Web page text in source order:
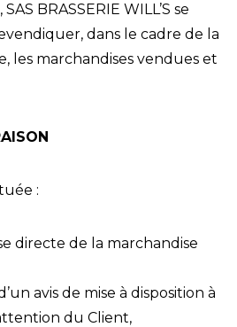
BRASSERIE WILL’S se
dans le cadre de la
les marchandises vendues et
:
directe de la marchandise
avis de mise à disposition à
du Client,